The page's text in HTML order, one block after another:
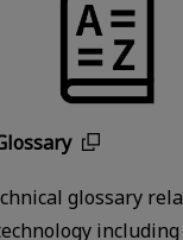
glossary